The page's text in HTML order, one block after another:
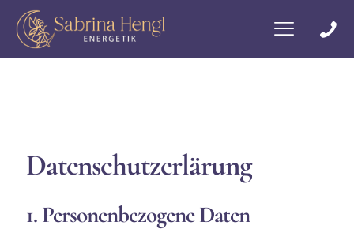
Datenschutzerlärung
1. Personenbezogene Daten